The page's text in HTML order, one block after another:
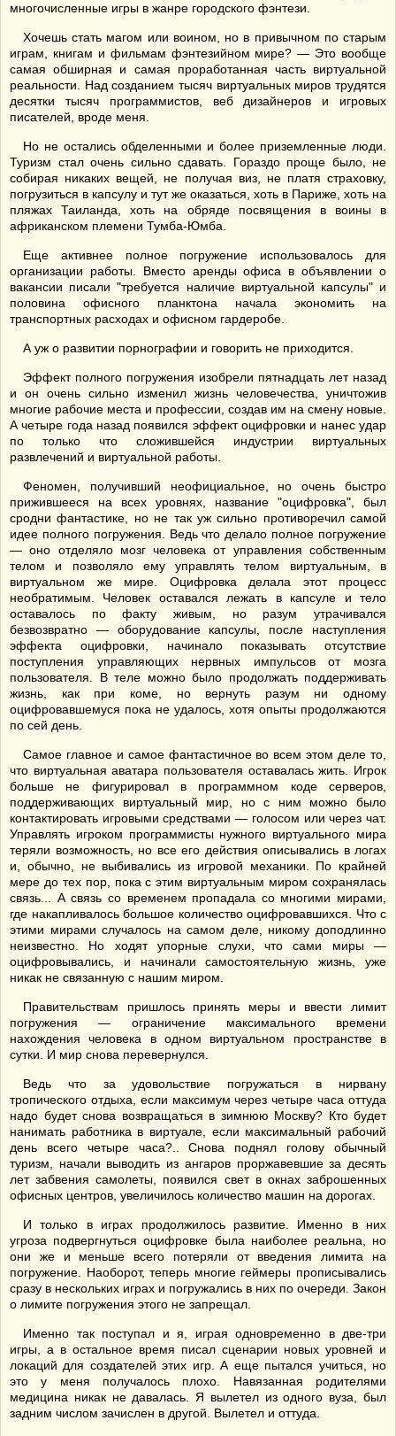
многочисленные игры в жанре городского фэнтези.
Хочешь стать магом или воином, но в привычном по старым
играм, книгам и фильмам фэнтезийном мире? — Это вообще
самая обширная и самая проработанная часть виртуальной
реальности. Над созданием тысяч виртуальных миров трудятся
десятки тысяч программистов, веб дизайнеров и игровых
писателей, вроде меня.
Но не остались обделенными и более приземленные люди.
Туризм стал очень сильно сдавать. Гораздо проще было, не
собирая никаких вещей, не получая виз, не платя страховку,
погрузиться в капсулу и тут же оказаться, хоть в Париже, хоть на
пляжах Таиланда, хоть на обряде посвящения в воины в
африканском племени Тумба-Юмба.
Еще активнее полное погружение использовалось для
организации работы. Вместо аренды офиса в объявлении о
вакансии писали "требуется наличие виртуальной капсулы" и
половина офисного планктона начала экономить на
транспортных расходах и офисном гардеробе.
А уж о развитии порнографии и говорить не приходится.
Эффект полного погружения изобрели пятнадцать лет назад
и он очень сильно изменил жизнь человечества, уничтожив
многие рабочие места и профессии, создав им на смену новые.
А четыре года назад появился эффект оцифровки и нанес удар
по только что сложившейся индустрии виртуальных
развлечений и виртуальной работы.
Феномен, получивший неофициальное, но очень быстро
прижившееся на всех уровнях, название "оцифровка", был
сродни фантастике, но не так уж сильно противоречил самой
идее полного погружения. Ведь что делало полное погружение
— оно отделяло мозг человека от управления собственным
телом и позволяло ему управлять телом виртуальным, в
виртуальном же мире. Оцифровка делала этот процесс
необратимым. Человек оставался лежать в капсуле и тело
оставалось по факту живым, но разум утрачивался
безвозвратно — оборудование капсулы, после наступления
эффекта оцифровки, начинало показывать отсутствие
поступления управляющих нервных импульсов от мозга
пользователя. В теле можно было продолжать поддерживать
жизнь, как при коме, но вернуть разум ни одному
оцифровавшемуся пока не удалось, хотя опыты продолжаются
по сей день.
Самое главное и самое фантастичное во всем этом деле то,
что виртуальная аватара пользователя оставалась жить. Игрок
больше не фигурировал в программном коде серверов,
поддерживающих виртуальный мир, но с ним можно было
контактировать игровыми средствами — голосом или через чат.
Управлять игроком программисты нужного виртуального мира
теряли возможность, но все его действия описывались в логах
и, обычно, не выбивались из игровой механики. По крайней
мере до тех пор, пока с этим виртуальным миром сохранялась
связь... А связь со временем пропадала со многими мирами,
где накапливалось большое количество оцифровавшихся. Что с
этими мирами случалось на самом деле, никому доподлинно
неизвестно. Но ходят упорные слухи, что сами миры —
оцифровывались, и начинали самостоятельную жизнь, уже
никак не связанную с нашим миром.
Правительствам пришлось принять меры и ввести лимит
погружения — ограничение максимального времени
нахождения человека в одном виртуальном пространстве в
сутки. И мир снова перевернулся.
Ведь что за удовольствие погружаться в нирвану
тропического отдыха, если максимум через четыре часа оттуда
надо будет снова возвращаться в зимнюю Москву? Кто будет
нанимать работника в виртуале, если максимальный рабочий
день всего четыре часа?.. Снова поднял голову обычный
туризм, начали выводить из ангаров проржавевшие за десять
лет забвения самолеты, появился свет в окнах заброшенных
офисных центров, увеличилось количество машин на дорогах.
И только в играх продолжилось развитие. Именно в них
угроза подвергнуться оцифровке была наиболее реальна, но
они же и меньше всего потеряли от введения лимита на
погружение. Наоборот, теперь многие геймеры прописывались
сразу в нескольких играх и погружались в них по очереди. Закон
о лимите погружения этого не запрещал.
Именно так поступал и я, играя одновременно в две-три
игры, а в остальное время писал сценарии новых уровней и
локаций для создателей этих игр. А еще пытался учиться, но
это у меня получалось плохо. Навязанная родителями
медицина никак не давалась. Я вылетел из одного вуза, был
задним числом зачислен в другой. Вылетел и оттуда.